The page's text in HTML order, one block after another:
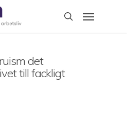
search
Menu
det
till fackligt